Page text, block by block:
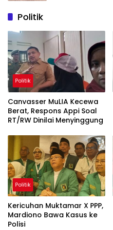
Politik
Politik
Canvasser MuLIA Kecewa
Berat, Respons Appi Soal
RT/RW Dinilai Menyinggung
Politik
Kericuhan Muktamar X PPP,
Mardiono Bawa Kasus ke
Polisi